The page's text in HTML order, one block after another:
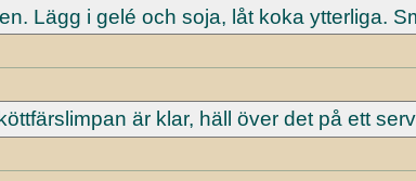
Lägg i gelé och soja, låt koka ytterliga.
är klar, häll över det på ett